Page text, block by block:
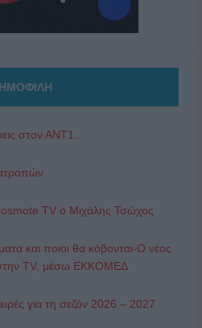
στον ΑΝΤ1...
TV o Μιχάλης Τσώχος
και ποιοι θα κόβονται-Ο νέος
TV, μέσω ΕΚΚΟΜΕΔ
για τη σεζόν 2026 – 2027